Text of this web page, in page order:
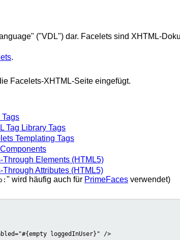
("VDL") dar. Facelets sind XHTML-
.
Facelets-XHTML-Seite eingefügt.
Tag Library Tags
Templating Tags
Through Elements (HTML5)
Through Attributes (HTML5)
" wird häufig auch für PrimeFaces verwendet)
loggedInUser}" />